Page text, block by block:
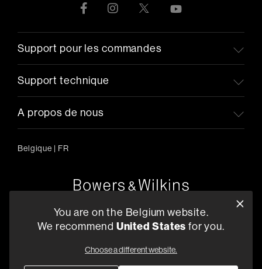
Support pour les commandes
Support technique
A propos de nous
Belgique | FR
+33 (1) 89 54 63 64
You are on the Belgium website.
We recommend United States for you.
Choose a different website.